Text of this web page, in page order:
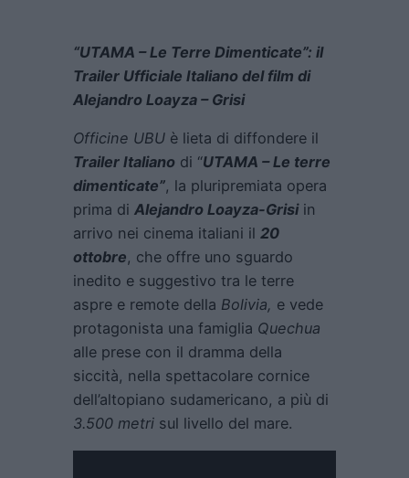
“UTAMA – Le Terre Dimenticate”: il
Trailer Ufficiale Italiano del film di
Alejandro Loayza – Grisi
Officine UBU è lieta di diffondere il
Trailer Italiano di “UTAMA – Le terre
dimenticate”, la pluripremiata opera
prima di Alejandro Loayza-Grisiin
arrivo nei cinema italiani il 20
ottobre, che offre uno sguardo
inedito e suggestivo tra le terre
aspre e remote della Bolivia, e vede
protagonista una famiglia Quechua
alle prese con il dramma della
siccità, nella spettacolare cornice
dell’altopiano sudamericano, a più di
3.500 metri sul livello del mare.